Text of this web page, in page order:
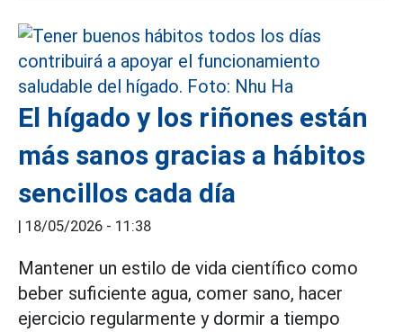
El hígado y los riñones están
más sanos gracias a hábitos
sencillos cada día
| 18/05/2026 - 11:38
Mantener un estilo de vida científico como
beber suficiente agua, comer sano, hacer
ejercicio regularmente y dormir a tiempo